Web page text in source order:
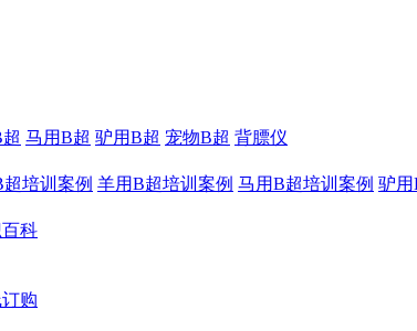
马用B超 驴用B超 宠物B超 背膘仪
培训案例 羊用B超培训案例 马用B超培训案例 驴用
科
购